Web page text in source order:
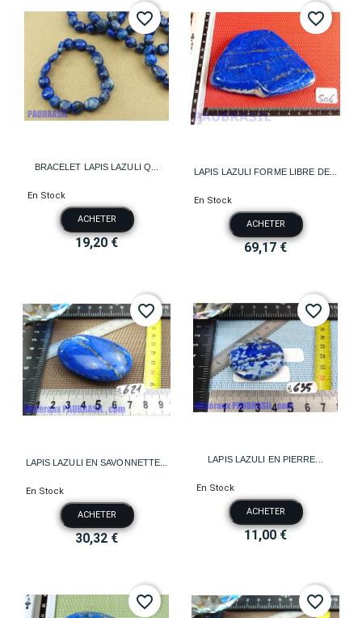
BRACELET LAPIS LAZULI Q...
En Stock
ACHETER
19,20 €
favorite_border
LAPIS LAZULI FORME LIBRE DE...
En Stock
ACHETER
69,17 €
favorite_border
LAPIS LAZULI EN SAVONNETTE...
En Stock
ACHETER
30,32 €
favorite_border
LAPIS LAZULI EN PIERRE...
En Stock
ACHETER
11,00 €
favorite_border
favorite_border favorite_border